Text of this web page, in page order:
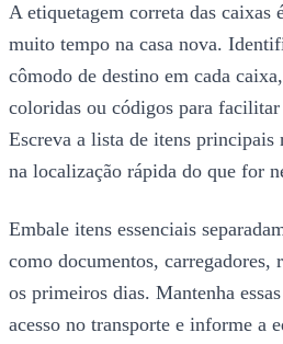
A etiquetagem correta das caixas
muito tempo na casa nova.
cômodo de destino em cada
coloridas ou códigos para
Escreva a lista de itens principais
na localização rápida do que for
Embale itens essenciais
como documentos, carregadores,
os primeiros dias. Mantenha
acesso no transporte e informe a